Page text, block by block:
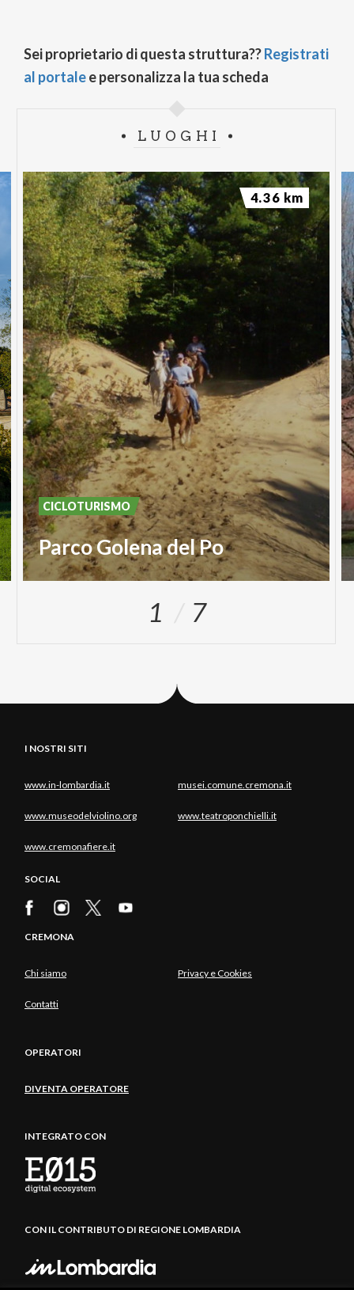
Sei proprietario di questa struttura??Registrati
al portalee personalizza la tua scheda
LUOGHI
Parco Golena del Po
CICLOTURISMO
4.36 km
1 7
I NOSTRI SITI
www.in-lombardia.it musei.comune.cremona.it
www.museodelviolino.org www.teatroponchielli.it
www.cremonafiere.it
SOCIAL
CREMONA
Chi siamo Privacy e Cookies
Contatti
OPERATORI
DIVENTA OPERATORE
INTEGRATO CON
CON IL CONTRIBUTO DI REGIONE LOMBARDIA